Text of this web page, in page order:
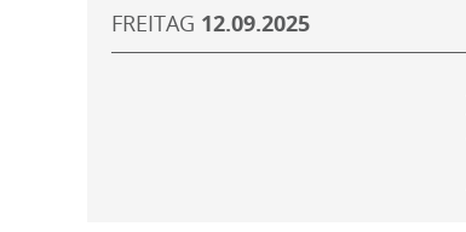
FREITAG 12.09.2025